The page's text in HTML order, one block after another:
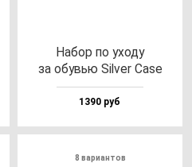
Набор по ухо­ду
за обувью Sil­ver Case
1390 руб
8 вариантов